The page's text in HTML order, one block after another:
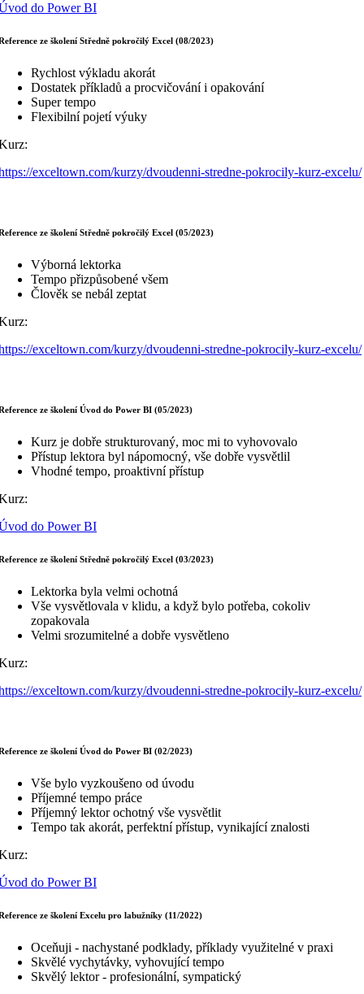
do Power BI
ze školení Středně pokročilý Excel (08/2023)
Rychlost výkladu akorát
Dostatek příkladů a procvičování i opakování
Super tempo
Flexibilní pojetí výuky
exceltown.com/kurzy/dvoudenni-stredne-pokrocily-kurz-excelu/
ze školení Středně pokročilý Excel (05/2023)
Výborná lektorka
Tempo přizpůsobené všem
Člověk se nebál zeptat
exceltown.com/kurzy/dvoudenni-stredne-pokrocily-kurz-excelu/
ze školení Úvod do Power BI (05/2023)
Kurz je dobře strukturovaný, moc mi to vyhovovalo
Přístup lektora byl nápomocný, vše dobře vysvětlil
Vhodné tempo, proaktivní přístup
do Power BI
ze školení Středně pokročilý Excel (03/2023)
Lektorka byla velmi ochotná
Vše vysvětlovala v klidu, a když bylo potřeba, cokoliv
zopakovala
Velmi srozumitelné a dobře vysvětleno
exceltown.com/kurzy/dvoudenni-stredne-pokrocily-kurz-excelu/
ze školení Úvod do Power BI (02/2023)
Vše bylo vyzkoušeno od úvodu
Příjemné tempo práce
Příjemný lektor ochotný vše vysvětlit
Tempo tak akorát, perfektní přístup, vynikající znalosti
do Power BI
ze školení Excelu pro labužníky (11/2022)
Oceňuji - nachystané podklady, příklady využitelné v praxi
Skvělé vychytávky, vyhovující tempo
Skvělý lektor - profesionální, sympatický